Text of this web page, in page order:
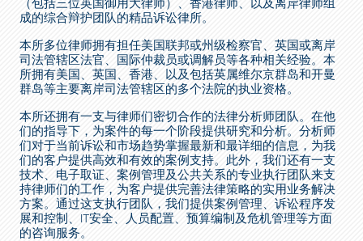
（包括三位英国御用大律师）、香港律师、以及离岸律师组
成的综合辩护团队的精品诉讼律所。
本所多位律师拥有担任美国联邦或州级检察官、英国或离岸
司法管辖区法官、国际仲裁员或调解员等各种相关经验。本
所拥有美国、英国、香港、以及包括英属维尔京群岛和开曼
群岛等主要离岸司法管辖区的多个法院的执业资格。
本所还拥有一支与律师们密切合作的法律分析师团队。在他
们的指导下，为案件的每一个阶段提供研究和分析。分析师
们对于当前诉讼和市场趋势掌握最新和最详细的信息，为我
们的客户提供高效和有效的案例支持。此外，我们还有一支
技术、电子取证、案例管理及公共关系的专业执行团队来支
持律师们的工作，为客户提供完善法律策略的实用业务解决
方案。通过这支执行团队，我们提供案例管理、诉讼程序发
展和控制、IT安全、人员配置、预算编制及危机管理等方面
的咨询服务。